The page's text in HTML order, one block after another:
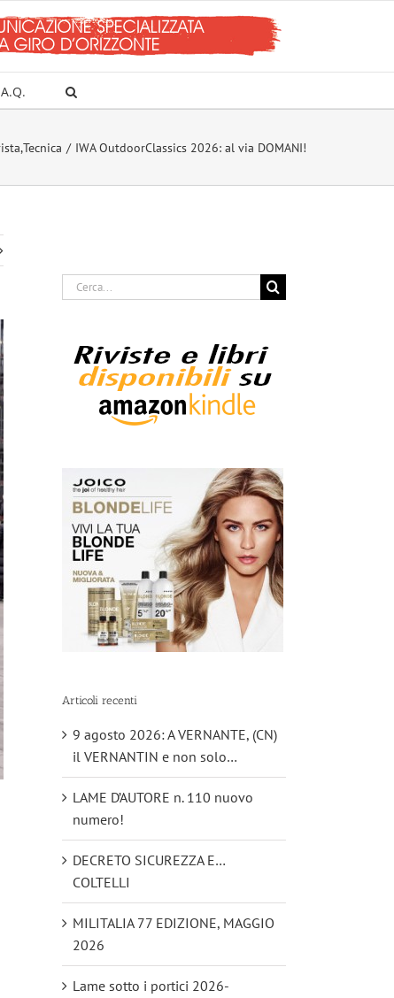
,Tecnica IWA OutdoorClassics 2026: al via DOMANI!
Cerca
Articoli recenti
9 agosto 2026: A VERNANTE, (CN)
il VERNANTIN e non solo…
LAME D’AUTORE n. 110 nuovo
numero!
DECRETO SICUREZZA E…
COLTELLI
MILITALIA 77 EDIZIONE, MAGGIO
2026
Lame sotto i portici 2026-